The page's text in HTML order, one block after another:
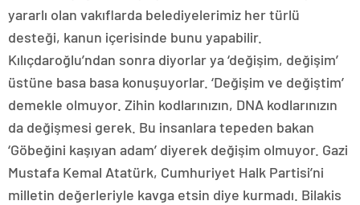
yararlı olan vakıflarda belediyelerimiz her türlü
desteği, kanun içerisinde bunu yapabilir.
Kılıçdaroğlu’ndan sonra diyorlar ya ‘değişim, değişim’
üstüne basa basa konuşuyorlar. ‘Değişim ve değiştim’
demekle olmuyor. Zihin kodlarınızın, DNA kodlarınızın
da değişmesi gerek. Bu insanlara tepeden bakan
‘Göbeğini kaşıyan adam’ diyerek değişim olmuyor. Gazi
Mustafa Kemal Atatürk, Cumhuriyet Halk Partisi’ni
milletin değerleriyle kavga etsin diye kurmadı. Bilakis